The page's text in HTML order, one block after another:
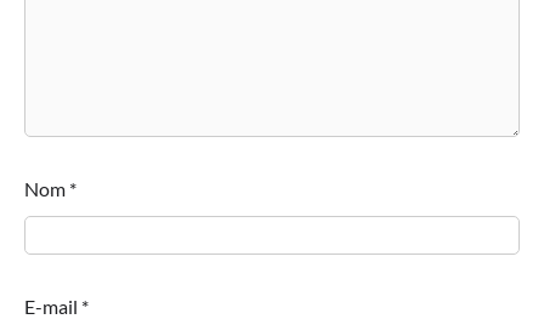
Nom *
E-mail *